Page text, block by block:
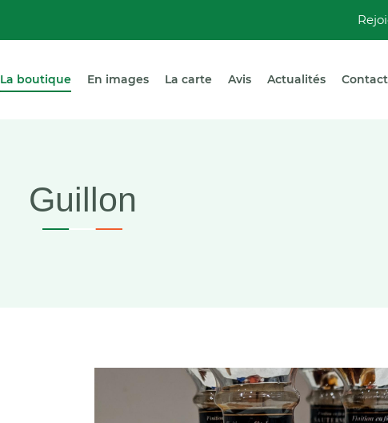
La boutique En images La carte Avis Actualités Contact
Guillon